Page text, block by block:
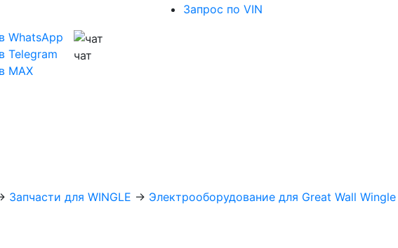
Запрос по VIN
WhatsApp
Telegram
MAX
чат
Запчасти для WINGLE → Электрооборудование для Great Wall Wingle